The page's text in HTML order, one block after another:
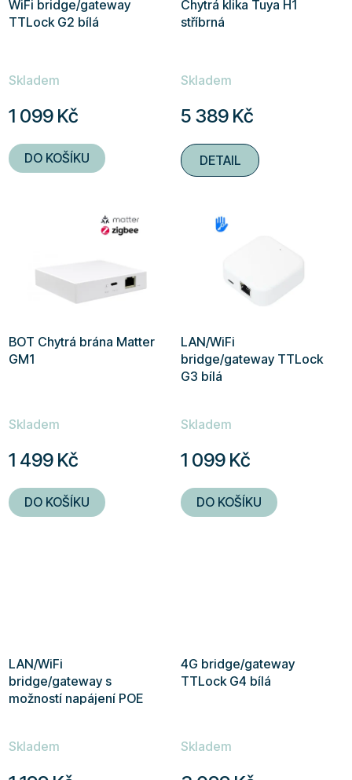
WiFi bridge/gateway
TTLock G2 bílá
hodnocení
je
4,9
z
Skladem
1 099 Kč
DO KOŠÍKU
Chytrá klika Tuya H1
stříbrná
hodnocení
je
5,0
z
Skladem
5 389 Kč
DETAIL
BOT Chytrá brána Matter
GM1
Skladem
1 499 Kč
DO KOŠÍKU
LAN/WiFi
bridge/gateway TTLock
G3 bílá
Skladem
1 099 Kč
DO KOŠÍKU
LAN/WiFi
bridge/gateway s
možností napájení POE
Skladem
4G bridge/gateway
TTLock G4 bílá
Skladem